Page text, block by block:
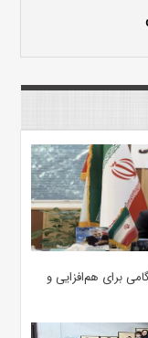
برای هم‌افزایی و